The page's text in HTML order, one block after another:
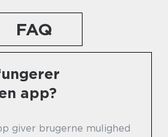
FAQ
app?
giver brugerne mulighed